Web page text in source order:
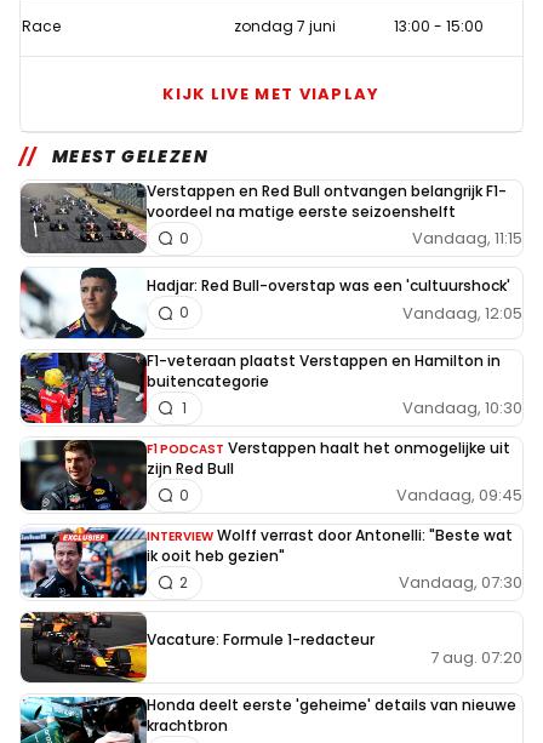
Race zondag 7 juni 13:00 - 15:00
KIJK LIVE MET VIAPLAY
MEEST GELEZEN
Verstappen en Red Bull ontvangen belangrijk F1-
voordeel na matige eerste seizoenshelft
Vandaag, 11:15
0
Hadjar: Red Bull-overstap was een 'cultuurshock'
Vandaag, 12:05
0
F1-veteraan plaatst Verstappen en Hamilton in
buitencategorie
Vandaag, 10:30
1
F1 PODCAST Verstappen haalt het onmogelijke uit
zijn Red Bull
Vandaag, 09:45
0
INTERVIEW Wolff verrast door Antonelli: "Beste wat
ik ooit heb gezien"
Vandaag, 07:30
2
Vacature: Formule 1-redacteur
7 aug. 07:20
Honda deelt eerste 'geheime' details van nieuwe
krachtbron